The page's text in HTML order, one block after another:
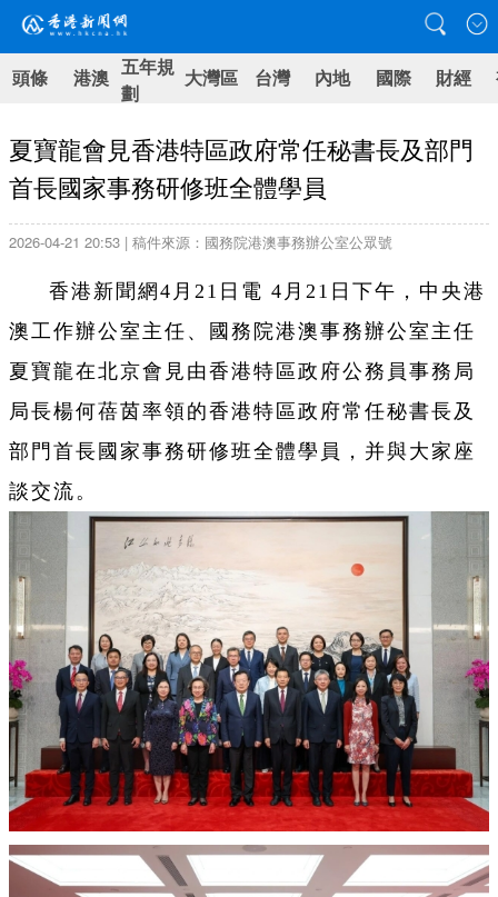
頭條 港澳 五年規
劃
大灣區 台灣 內地 國際 財經
夏寶龍會見香港特區政府常任秘書長及部門
首長國家事務研修班全體學員
2026-04-21 20:53 | 稿件來源：國務院港澳事務辦公室公眾號
香港新聞網4月21日電 4月21日下午，中央港
澳工作辦公室主任、國務院港澳事務辦公室主任
夏寶龍在北京會見由香港特區政府公務員事務局
局長楊何蓓茵率領的香港特區政府常任秘書長及
部門首長國家事務研修班全體學員，并與大家座
談交流。